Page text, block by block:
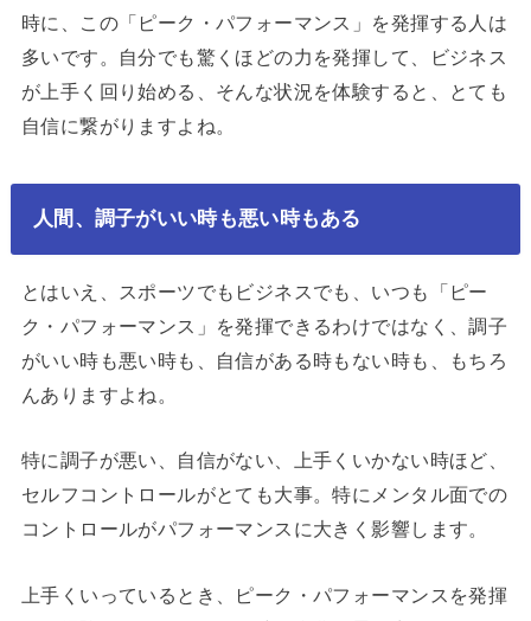
時に、この「ピーク・パフォーマンス」を発揮する人は
多いです。自分でも驚くほどの力を発揮して、ビジネス
が上手く回り始める、そんな状況を体験すると、とても
自信に繋がりますよね。
人間、調子がいい時も悪い時もある
とはいえ、スポーツでもビジネスでも、いつも「ピー
ク・パフォーマンス」を発揮できるわけではなく、調子
がいい時も悪い時も、自信がある時もない時も、もちろ
んありますよね。
特に調子が悪い、自信がない、上手くいかない時ほど、
セルフコントロールがとても大事。特にメンタル面での
コントロールがパフォーマンスに大きく影響します。
上手くいっているとき、ピーク・パフォーマンスを発揮